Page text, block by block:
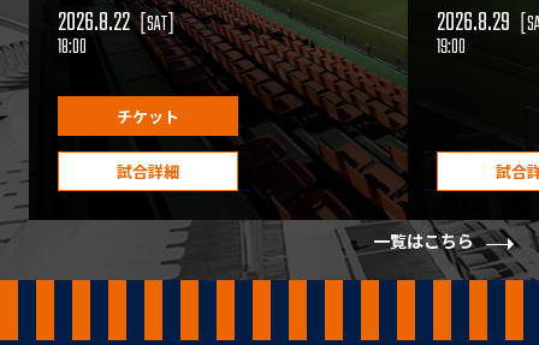
2026.8.22[SAT]
18:00
チケット
試合詳細
2026.8.29
19:00
試合
一覧はこちら